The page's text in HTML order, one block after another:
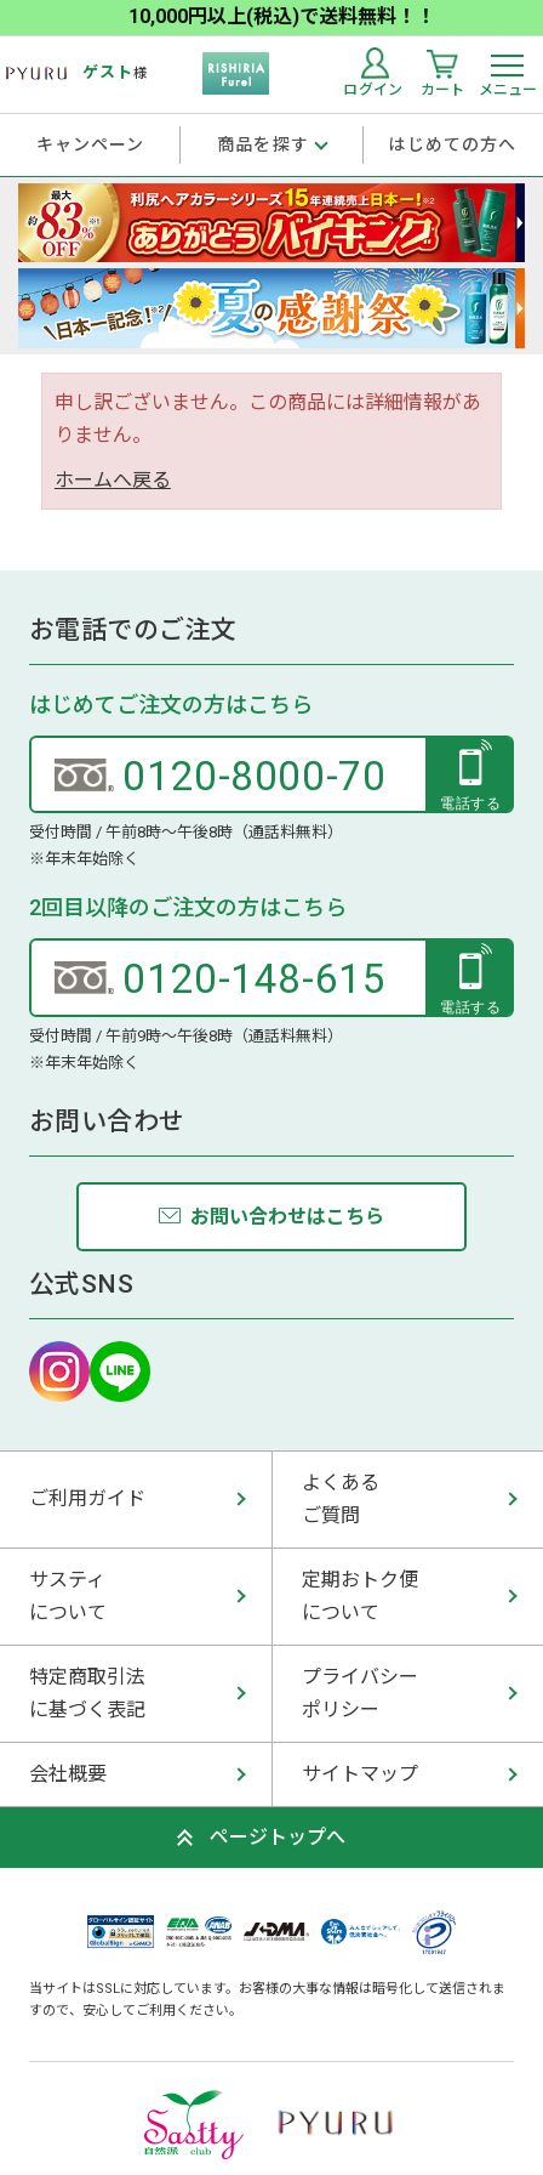
10,000円以上(税込)で送料無料！！
ゲスト様
ログイン カート メニュー
キャンペーン 商品を探す はじめての方へ
申し訳ございません。この商品には詳細情報があ
りません。
ホームへ戻る
お電話でのご注文
はじめてご注文の方はこちら
0120-8000-70
受付時間 / 午前8時～午後8時（通話料無料）
※年末年始除く
2回目以降のご注文の方はこちら
0120-148-615
受付時間 / 午前9時～午後8時（通話料無料）
※年末年始除く
お問い合わせ
お問い合わせはこちら
公式SNS
ご利用ガイド
よくある
ご質問
サスティ
について
定期おトク便
について
特定商取引法
に基づく表記
プライバシー
ポリシー
会社概要 サイトマップ
ページトップへ
当サイトはSSLに対応しています。お客様の大事な情報は暗号化して送信されま
すので、安心してご利用ください。